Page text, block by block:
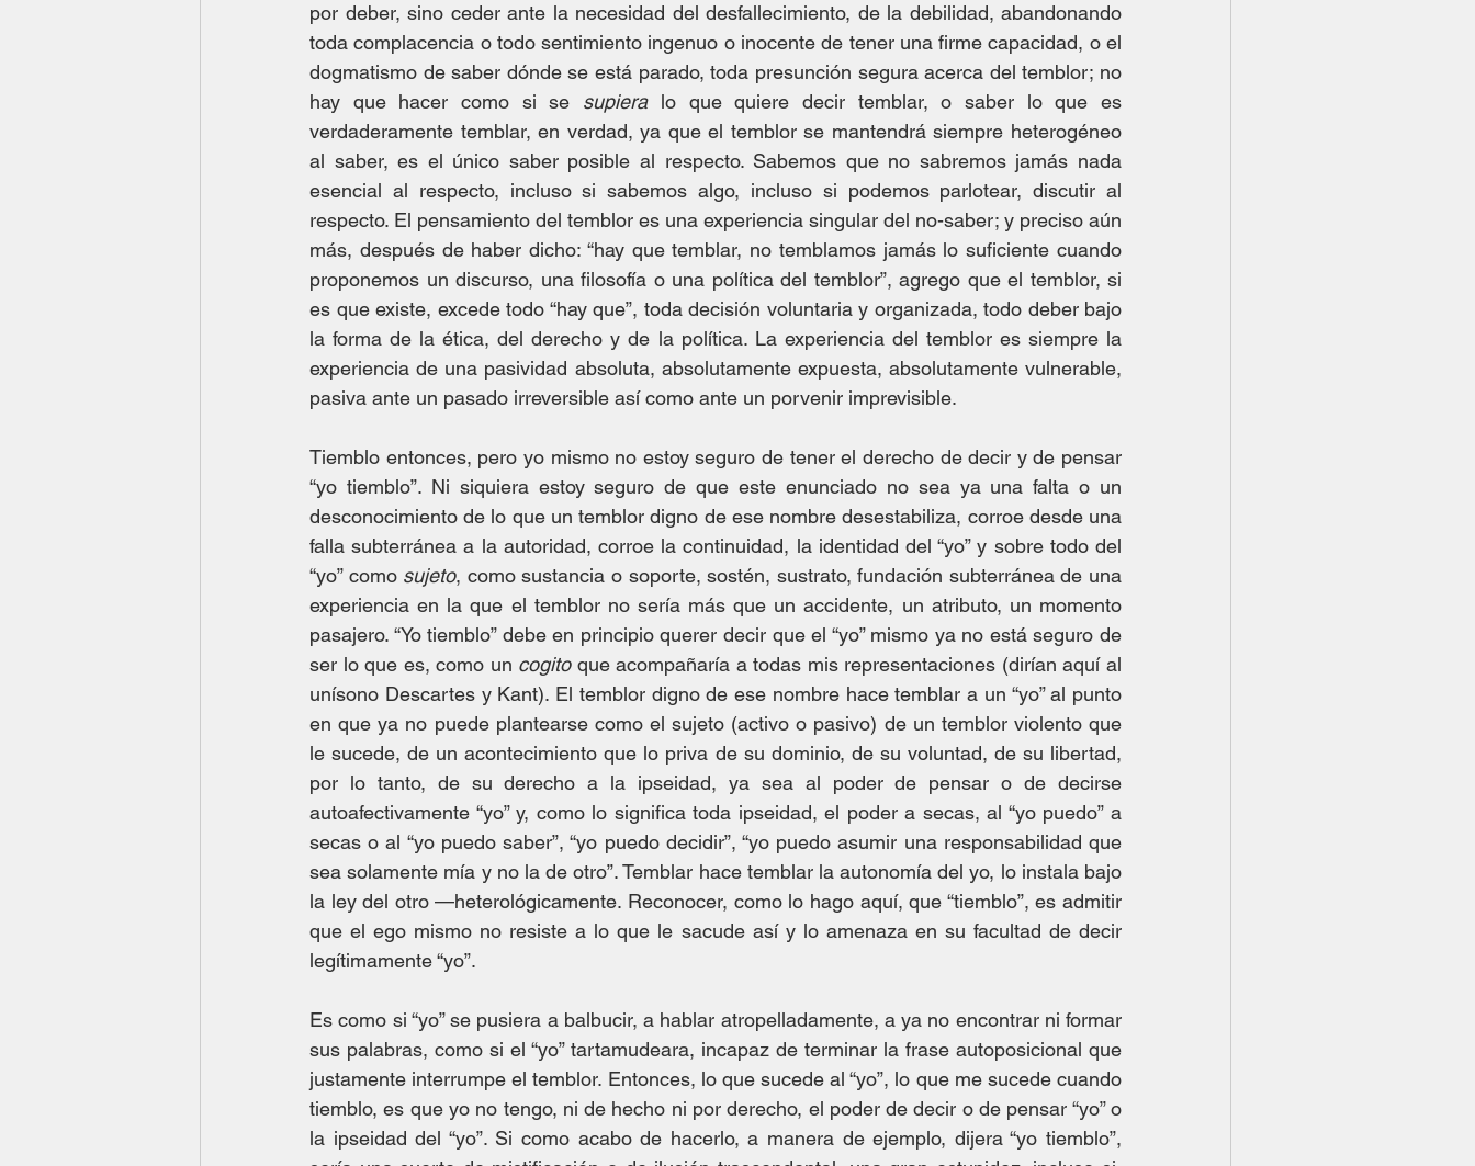
por deber, sino ceder ante la necesidad del desfallecimiento, de la debilidad, abandonando
toda complacencia o todo sentimiento ingenuo o inocente de tener una firme capacidad, o el
dogmatismo de saber dónde se está parado, toda presunción segura acerca del temblor; no
hay que hacer como si se supiera lo que quiere decir temblar, o saber lo que es
verdaderamente temblar, en verdad, ya que el temblor se mantendrá siempre heterogéneo
al saber, es el único saber posible al respecto. Sabemos que no sabremos jamás nada
esencial al respecto, incluso si sabemos algo, incluso si podemos parlotear, discutir al
respecto. El pensamiento del temblor es una experiencia singular del no-saber; y preciso aún
más, después de haber dicho: “hay que temblar, no temblamos jamás lo suficiente cuando
proponemos un discurso, una filosofía o una política del temblor”, agrego que el temblor, si
es que existe, excede todo “hay que”, toda decisión voluntaria y organizada, todo deber bajo
la forma de la ética, del derecho y de la política. La experiencia del temblor es siempre la
experiencia de una pasividad absoluta, absolutamente expuesta, absolutamente vulnerable,
pasiva ante un pasado irreversible así como ante un porvenir imprevisible.
Tiemblo entonces, pero yo mismo no estoy seguro de tener el derecho de decir y de pensar
“yo tiemblo”. Ni siquiera estoy seguro de que este enunciado no sea ya una falta o un
desconocimiento de lo que un temblor digno de ese nombre desestabiliza, corroe desde una
falla subterránea a la autoridad, corroe la continuidad, la identidad del “yo” y sobre todo del
“yo” como sujeto, como sustancia o soporte, sostén, sustrato, fundación subterránea de una
experiencia en la que el temblor no sería más que un accidente, un atributo, un momento
pasajero. “Yo tiemblo” debe en principio querer decir que el “yo” mismo ya no está seguro de
ser lo que es, como un cogito que acompañaría a todas mis representaciones (dirían aquí al
unísono Descartes y Kant). El temblor digno de ese nombre hace temblar a un “yo” al punto
en que ya no puede plantearse como el sujeto (activo o pasivo) de un temblor violento que
le sucede, de un acontecimiento que lo priva de su dominio, de su voluntad, de su libertad,
por lo tanto, de su derecho a la ipseidad, ya sea al poder de pensar o de decirse
autoafectivamente “yo” y, como lo significa toda ipseidad, el poder a secas, al “yo puedo” a
secas o al “yo puedo saber”, “yo puedo decidir”, “yo puedo asumir una responsabilidad que
sea solamente mía y no la de otro”. Temblar hace temblar la autonomía del yo, lo instala bajo
la ley del otro —heterológicamente. Reconocer, como lo hago aquí, que “tiemblo”, es admitir
que el ego mismo no resiste a lo que le sacude así y lo amenaza en su facultad de decir
legítimamente “yo”.
Es como si “yo” se pusiera a balbucir, a hablar atropelladamente, a ya no encontrar ni formar
sus palabras, como si el “yo” tartamudeara, incapaz de terminar la frase autoposicional que
justamente interrumpe el temblor. Entonces, lo que sucede al “yo”, lo que me sucede cuando
tiemblo, es que yo no tengo, ni de hecho ni por derecho, el poder de decir o de pensar “yo” o
la ipseidad del “yo”. Si como acabo de hacerlo, a manera de ejemplo, dijera “yo tiemblo”,